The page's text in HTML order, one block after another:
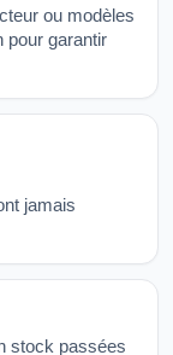
ou modèles
pour garantir
jamais
stock passées